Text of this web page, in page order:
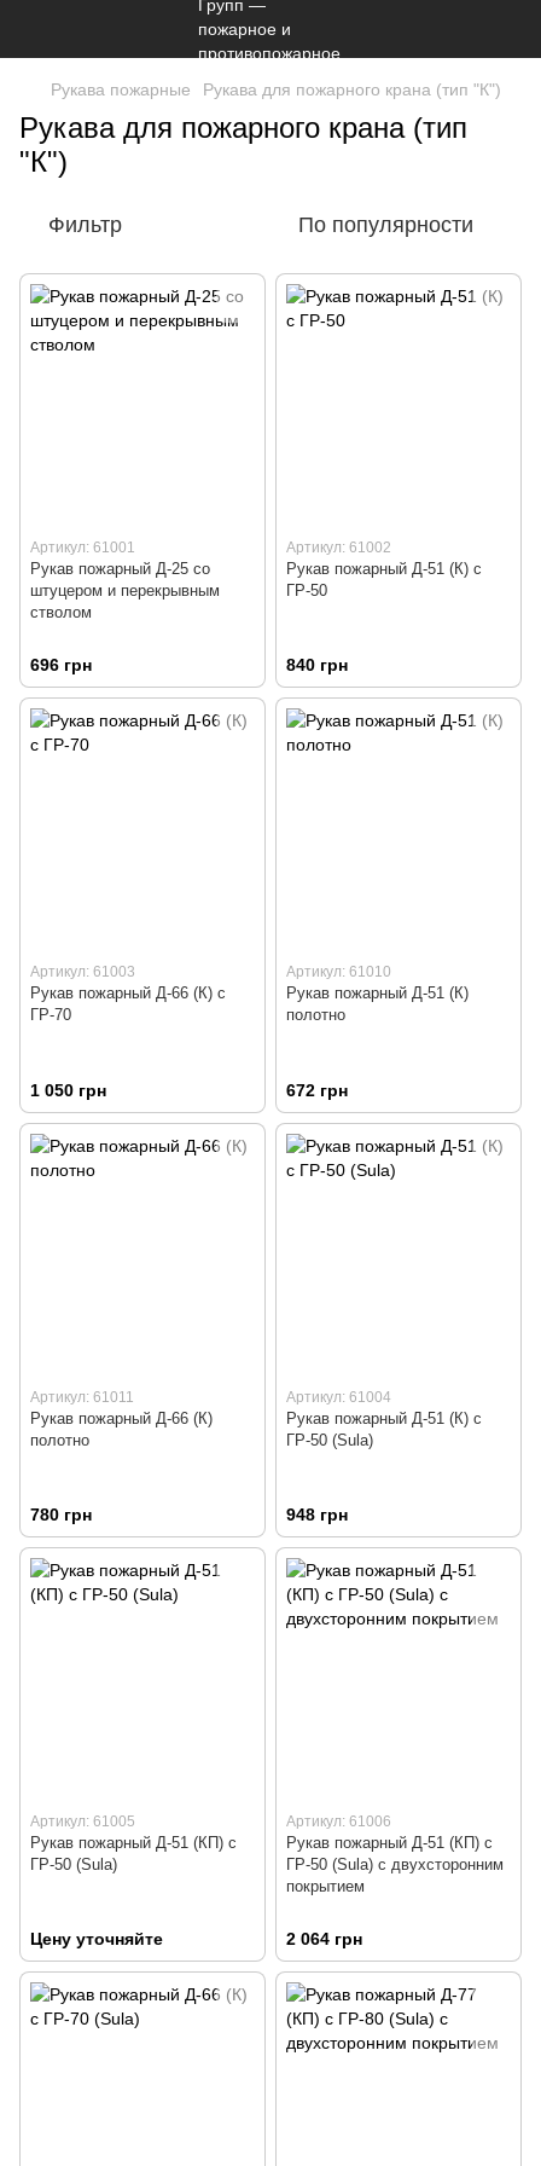
Рукава пожарные Рукава для пожарного крана (тип "К")
Рукава для пожарного крана (тип
"К")
Фильтр По популярности
Артикул: 61001
Рукав пожарный Д-25 со
штуцером и перекрывным
стволом
696 грн
Артикул: 61002
Рукав пожарный Д-51 (К) с
ГР-50
840 грн
Артикул: 61003
Рукав пожарный Д-66 (К) с
ГР-70
1 050 грн
Артикул: 61010
Рукав пожарный Д-51 (К)
полотно
672 грн
Артикул: 61011
Рукав пожарный Д-66 (К)
полотно
780 грн
Артикул: 61004
Рукав пожарный Д-51 (К) с
ГР-50 (Sula)
948 грн
Артикул: 61005
Рукав пожарный Д-51 (КП) с
ГР-50 (Sula)
Цену уточняйте
Артикул: 61006
Рукав пожарный Д-51 (КП) с
ГР-50 (Sula) с двухсторонним
покрытием
2 064 грн